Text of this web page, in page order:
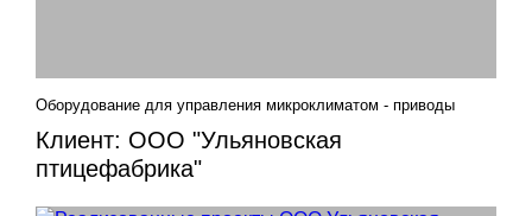
Клиент: ООО "Ульяновская
птицефабрика"
Оборудование для управления микроклиматом - приводы